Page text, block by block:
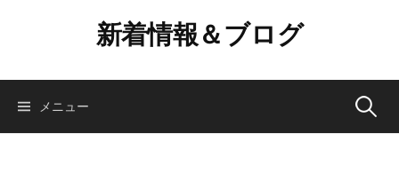
ン
新着情報＆ブログ
メニュー 検